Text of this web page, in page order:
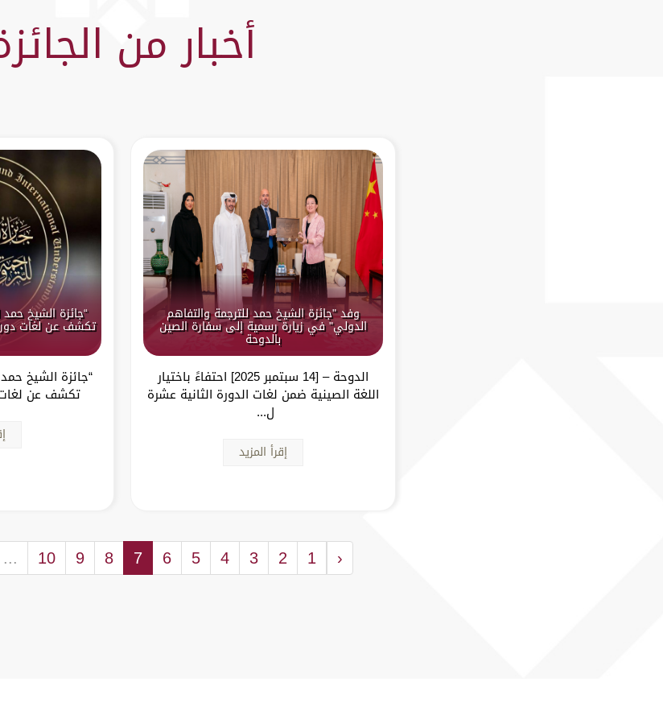
أخبار من
وفد "جائزة الشيخ حمد للترجمة والتفاهم
الدولي" في زيارة رسمية إلى سفارة الصين
بالدوحة
الدوحة – [14 سبتمبر 2025] احتفاءً باختيار
اللغة الصينية ضمن لغات الدورة الثانية عشرة
ل...
إقرأ المزيد
“جائزة الشيخ
تكشف عن لغات
“جائزة الشيخ
تكشف عن لغات
‹
1
2
3
4
5
6
7
8
9
10
...